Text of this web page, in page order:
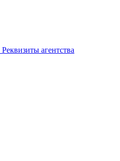
Реквизиты агентства